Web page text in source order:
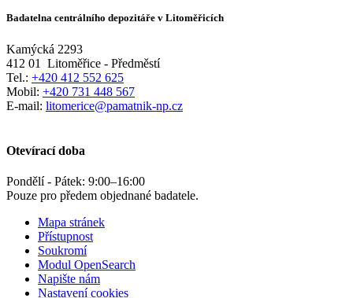
Badatelna centrálního depozitáře v Litoměřicích
Kamýcká 2293
412 01
Litoměřice - Předměstí
Tel.: +420 412 552 625
Mobil: +420 731 448 567
E-mail: litomerice@pamatnik-np.cz
Otevírací doba
Pondělí - Pátek: 9:00–16:00
Pouze pro předem objednané badatele.
Mapa stránek
Přístupnost
Soukromí
Modul OpenSearch
Napište nám
Nastavení cookies